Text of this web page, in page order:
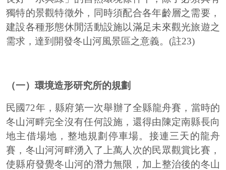
獨特的景觀特徵外，同時須配合各年齡層之需要，
建設各種形態休閒活動設施以滿足未來觀光旅遊之
需求，達到開發冬山河風景區之意義。(註23)
（一）環境造形研究所的規劃
民國72年，縣府第一次舉辦了全縣龍舟賽，當時的
冬山河畔完全沒有任何設施，還得由陳定南縣長向
地主借場地，整地規劃停車場。接連三天的龍舟
賽，冬山河河畔湧入了上萬人次的民眾觀賞比賽，
使縣府發覺冬山河的潛力無限，加上整治後的冬山